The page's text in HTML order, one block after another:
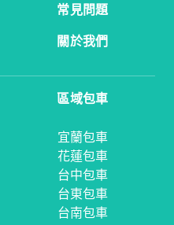
常見問題
關於我們
區域包車
宜蘭包車
花蓮包車
台中包車
台東包車
台南包車